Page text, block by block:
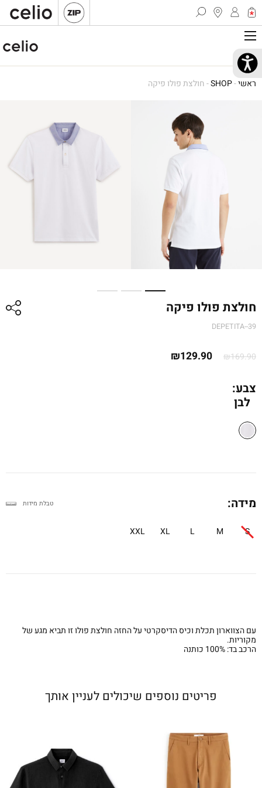
ראשי-
SHOP
-חולצת פולו פיקה
חולצת פולו פיקה
DEPETITA--39
₪169.90
המחיר ₪129.90
צבע:
לבן
מידה:
S
M
L
XL
XXL
טבלת מידות
עם הצווארון תכלת וכיס הדיסקרטי על החזה חולצת פולו זו תביא מגע של
מקוריות.
הרכב בד: 100% כותנה
פריטים נוספים שיכולים לעניין אותך